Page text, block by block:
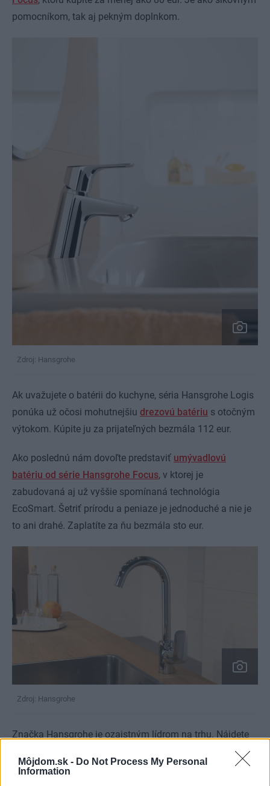
Môjdom.sk - Do Not Process My Personal
Information
pomocníkom, tak aj pekným doplnkom.
Zdroj: Hansgrohe
Ak uvažujete o batérii do kuchyne, séria Hansgrohe Logis
ponúka už očosi mohutnejšiu drezovú batériu s otočným
výtokom. Kúpite ju za prijateľných bezmála 112 eur.
Ako poslednú nám dovoľte predstaviť umývadlovú
batériu od série Hansgrohe Focus, v ktorej je
zabudovaná aj už vyššie spomínaná technológia
EcoSmart. Šetriť prírodu a peniaze je jednoduché a nie je
to ani drahé. Zaplatíte za ňu bezmála sto eur.
Zdroj: Hansgrohe
Značka Hansgrohe je ozajstným lídrom na trhu. Nájdete
od nej na našom e-shope aj iné produkty, ktorým nechýba
ich povestná kvalita. Stačí si vybrať podľa svojho vkusu a